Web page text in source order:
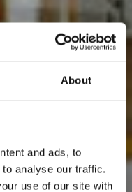
About
and ads, to
analyse our traffic.
use of our site with